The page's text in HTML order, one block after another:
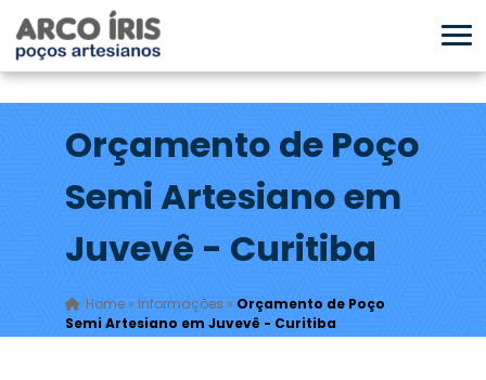
Orçamento de Poço
Semi Artesiano em
Juvevê - Curitiba
Home» Informações » Orçamento de Poço
Semi Artesiano em Juvevê - Curitiba